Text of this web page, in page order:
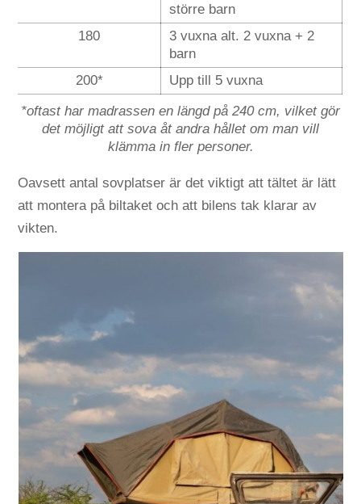
större barn
180
3 vuxna alt. 2 vuxna + 2
barn
200*
Upp till 5 vuxna
*oftast har madrassen en längd på 240 cm, vilket gör
det möjligt att sova åt andra hållet om man vill
klämma in fler personer.
Oavsett antal sovplatser är det viktigt att tältet är lätt
att montera på biltaket och att bilens tak klarar av
vikten.